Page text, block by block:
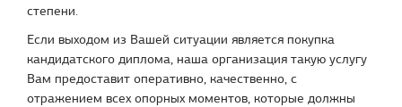
степени.
Если выходом из Вашей ситуации является покупка
кандидатского диплома, наша организация такую услугу
Вам предоставит оперативно, качественно, с
отражением всех опорных моментов, которые должны